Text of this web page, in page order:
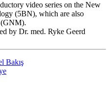
video series on the New
(5BN), which are also
(GNM).
by Dr. med. Ryke Geerd
Bakış